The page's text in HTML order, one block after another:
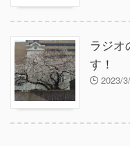
ラジオ
す！
2023/